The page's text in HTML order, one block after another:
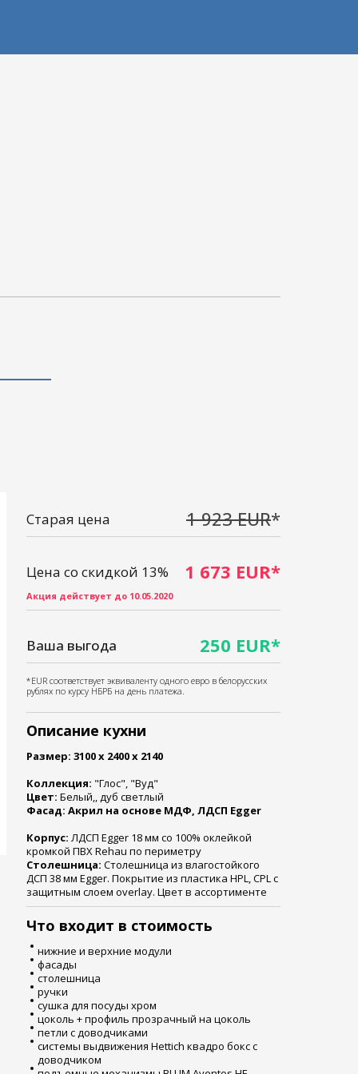
Старая цена 1 923 EUR*
Цена со скидкой 13% 1 673 EUR*
Акция действует до 10.05.2020
Ваша выгода 250 EUR*
*EUR соответствует эквиваленту одного евро в белорусских
рублях по курсу НБРБ на день платежа.
Описание кухни
Размер: 3100 х 2400 х 2140
Коллекция: "Глос", "Вуд"
Цвет: Белый,, дуб светлый
Фасад: Акрил на основе МДФ, ЛДСП Egger
Корпус:ЛДСП Egger 18 мм со 100% оклейкой
кромкой ПВХ Rehau по периметру
Столешница: Столешница из влагостойкого
ДСП 38 мм Egger. Покрытие из пластика HPL, CPL с
защитным слоем overlay. Цвет в ассортименте
Что входит в стоимость
нижние и верхние модули
фасады
столешница
ручки
сушка для посуды хром
цоколь + профиль прозрачный на цоколь
петли с доводчиками
системы выдвижения Hettich квадро бокс с
доводчиком